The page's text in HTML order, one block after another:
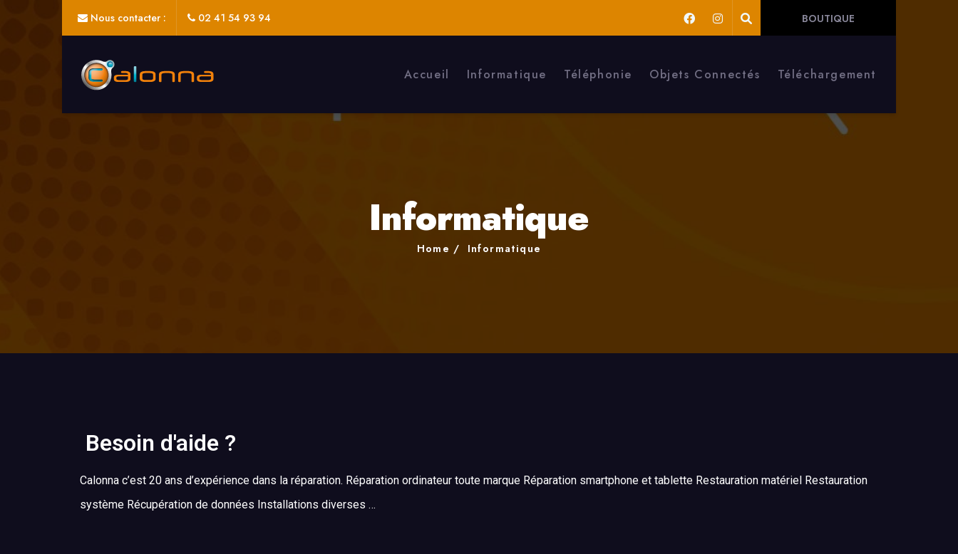
Nous contacter : 02 41 54 93 94 BOUTIQUE
Accueil Informatique Téléphonie Objets Connectés Téléchargement
Informatique
Home Informatique
Besoin d'aide ?
Calonna c’est 20 ans d’expérience dans la réparation. Réparation ordinateur toute marque Réparation smartphone et tablette Restauration matériel Restauration
système Récupération de données Installations diverses …